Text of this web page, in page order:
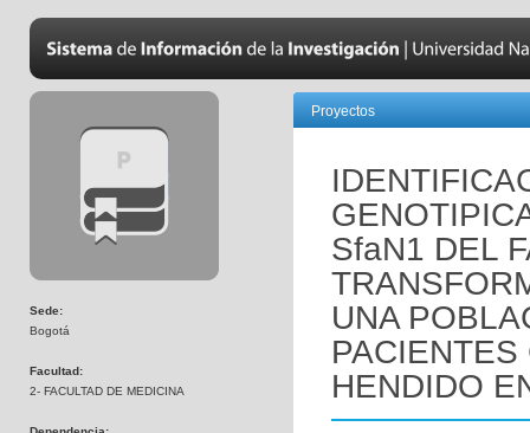
Sede:
Bogotá
Facultad:
2- FACULTAD DE MEDICINA
Proyectos
SfaN1 DEL
UNA
HENDIDO